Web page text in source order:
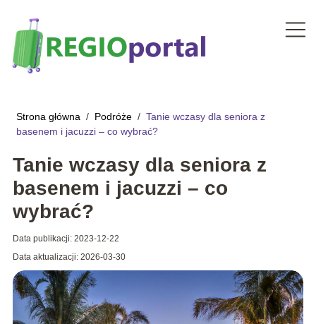
Strona główna / Podróże / Tanie wczasy dla seniora z
basenem i jacuzzi – co wybrać?
Tanie wczasy dla seniora z
basenem i jacuzzi – co
wybrać?
Data publikacji: 2023-12-22
Data aktualizacji: 2026-03-30